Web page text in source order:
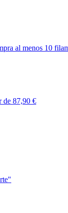
al menos 10
de 87,90 €